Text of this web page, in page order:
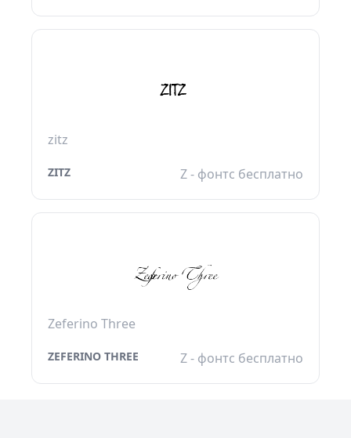
zitz
ZITZ Z - фонтс бесплатно
Zeferino Three
ZEFERINO THREE Z - фонтс бесплатно